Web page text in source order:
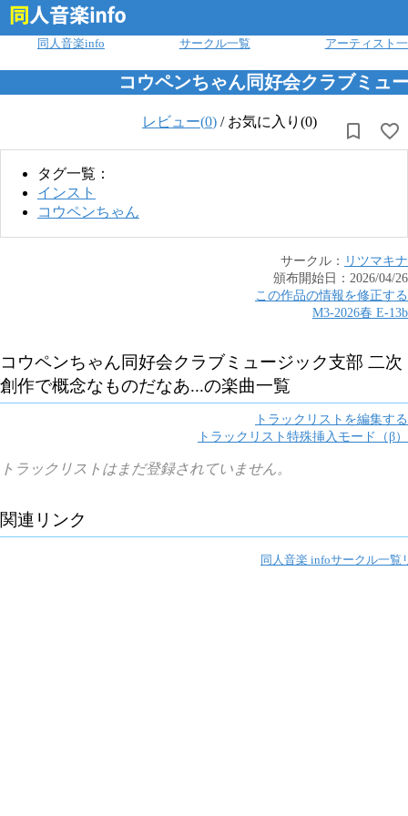
同人音楽info サークル一覧 アーティスト
コウペンちゃん同好会クラブミュ
レビュー(0) / お気に入り(0)
タグ一覧：
インスト
コウペンちゃん
サークル： リツマキナ
頒布開始日： 2026/04/26
この作品の情報を修正する
M3-2026春 E-13b
コウペンちゃん同好会クラブミュージック支部 二次
創作で概念なものだなあ...の楽曲一覧
トラックリストを編集する
トラックリスト特殊挿入モード（β）
トラックリストはまだ登録されていません。
関連リンク
同人音楽 infoサークル一覧